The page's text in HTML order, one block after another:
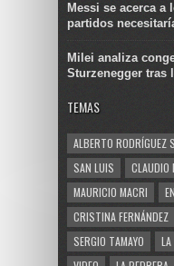
Messi se acerca a
partidos
Milei analiza
Sturzenegger tras
TEMAS
ALBERTO RODRÍGUEZ
SAN LUIS
CLAUDIO
MAURICIO MACRI
CRISTINA FERNÁNDEZ
SERGIO TAMAYO